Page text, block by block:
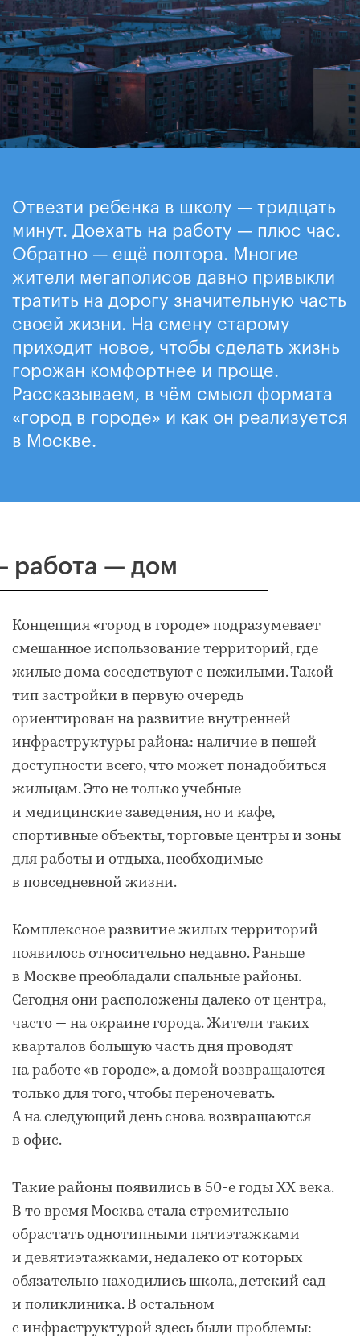
Отвезти ребенка в школу — тридцать
минут. Доехать на работу — плюс час.
Обратно — ещё полтора. Многие
жители мегаполисов давно привыкли
тратить на дорогу значительную часть
своей жизни. На смену старому
приходит новое, чтобы сделать жизнь
горожан комфортнее и проще.
Рассказываем, в чём смысл формата
«город в городе» и как он реализуется
в Москве.
работа — дом
Концепция «город в городе» подразумевает
смешанное использование территорий, где
жилые дома соседствуют с нежилыми. Такой
тип застройки в первую очередь
ориентирован на развитие внутренней
инфраструктуры района: наличие в пешей
доступности всего, что может понадобиться
жильцам. Это не только учебные
и медицинские заведения, но и кафе,
спортивные объекты, торговые центры и зоны
для работы и отдыха, необходимые
в повседневной жизни.
Комплексное развитие жилых территорий
появилось относительно недавно. Раньше
в Москве преобладали спальные районы.
Сегодня они расположены далеко от центра,
часто — на окраине города. Жители таких
кварталов большую часть дня проводят
на работе «в городе», а домой возвращаются
только для того, чтобы переночевать.
А на следующий день снова возвращаются
в офис.
Такие районы появились в 50-е годы XX века.
В то время Москва стала стремительно
обрастать однотипными пятиэтажками
и девятиэтажками, недалеко от которых
обязательно находились школа, детский сад
и поликлиника. В остальном
с инфраструктурой здесь были проблемы: